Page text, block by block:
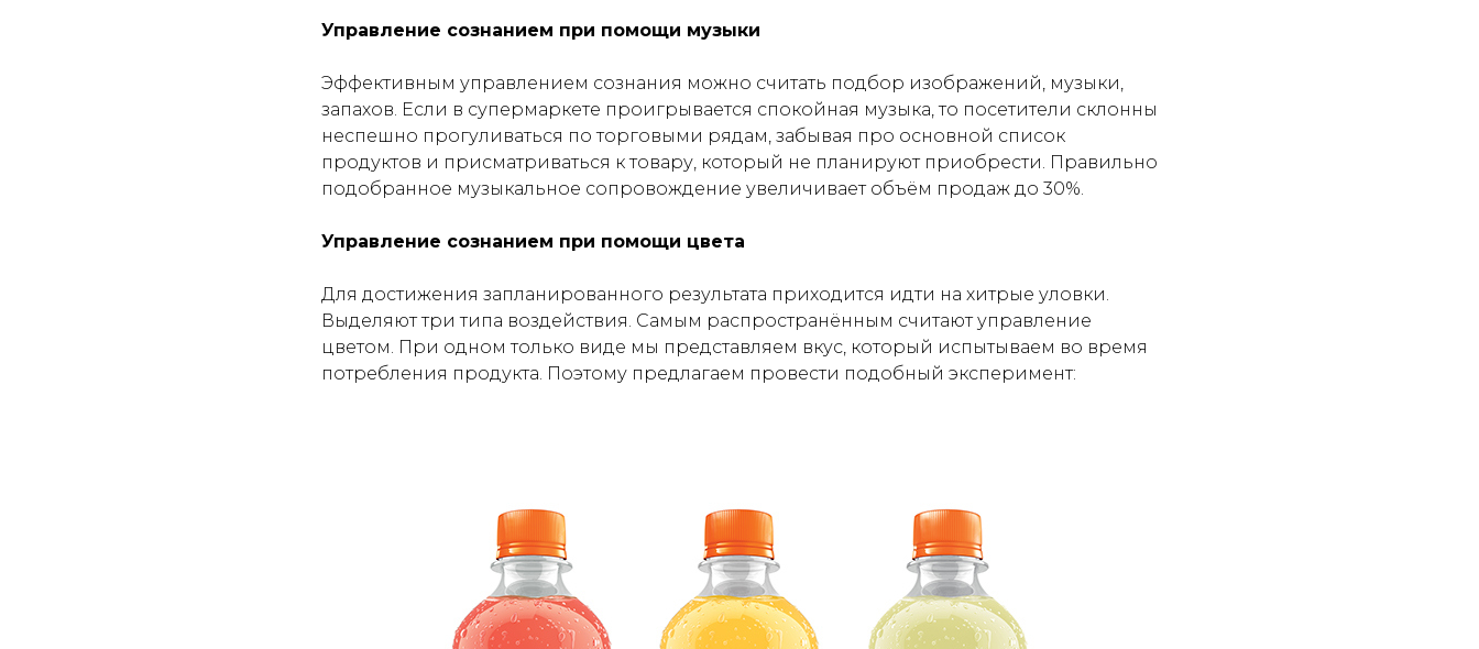
Управление сознанием при помощи музыки
Эффективным управлением сознания можно считать подбор изображений, музыки,
запахов. Если в супермаркете проигрывается спокойная музыка, то посетители склонны
неспешно прогуливаться по торговыми рядам, забывая про основной список
продуктов и присматриваться к товару, который не планируют приобрести. Правильно
подобранное музыкальное сопровождение увеличивает объём продаж до 30%.
Управление сознанием при помощи цвета
Для достижения запланированного результата приходится идти на хитрые уловки.
Выделяют три типа воздействия. Самым распространённым считают управление
цветом. При одном только виде мы представляем вкус, который испытываем во время
потребления продукта. Поэтому предлагаем провести подобный эксперимент: